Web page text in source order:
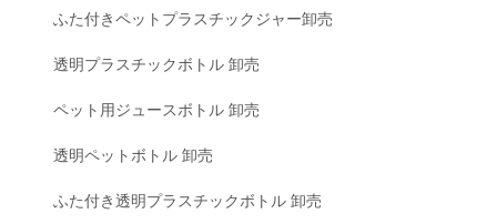
ふた付きペットプラスチックジャー卸売
透明プラスチックボトル 卸売
ペット用ジュースボトル 卸売
透明ペットボトル 卸売
ふた付き透明プラスチックボトル 卸売